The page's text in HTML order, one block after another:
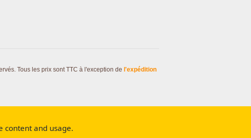
Tous les prix sont TTC à l'exception de l'expédition
and usage.